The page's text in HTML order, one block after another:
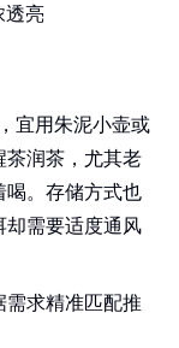
透亮
宜用朱泥小壶或
茶润茶，尤其老
喝。存储方式也
却需要适度通风
需求精准匹配推